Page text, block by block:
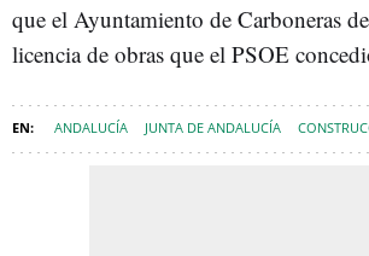
que el Ayuntamiento de Carboneras
licencia de obras que el PSOE
ANDALUCÍA JUNTA DE ANDALUCÍA